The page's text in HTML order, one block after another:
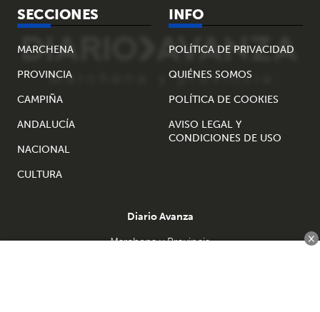
SECCIONES
MARCHENA
PROVINCIA
CAMPIÑA
ANDALUCÍA
NACIONAL
CULTURA
INFO
POLÍTICA DE PRIVACIDAD
QUIÉNES SOMOS
POLÍTICA DE COOKIES
AVISO LEGAL Y
CONDICIONES DE USO
Diario Avanza
Marchena y Provincia
×